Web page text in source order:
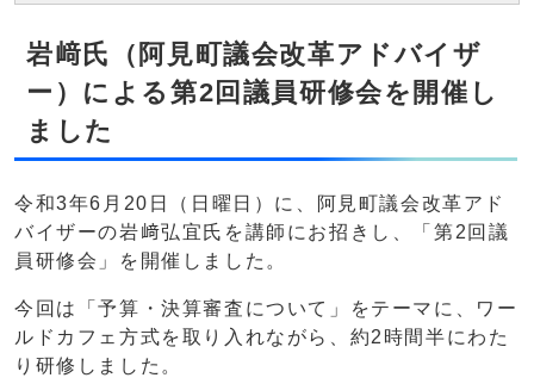
岩﨑氏（阿見町議会改革アドバイザ
ー）による第2回議員研修会を開催し
ました
令和3年6月20日（日曜日）に、阿見町議会改革アド
バイザーの岩﨑弘宜氏を講師にお招きし、「第2回議
員研修会」を開催しました。
今回は「予算・決算審査について」をテーマに、ワー
ルドカフェ方式を取り入れながら、約2時間半にわた
り研修しました。